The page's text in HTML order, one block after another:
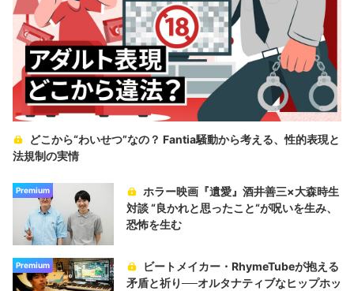
どこから“わいせつ”なの？ Fantia騒動から考える、性的表現と
法規制の実情
Premium
ホラー映画『遺愛』酒井善三×大森時生
対談 “良かれと思ったこと“が呪いを生み、
恐怖を生む
Premium
ビートメイカー・RhymeTubeが抱える
矛盾と祈り──オルタナティブなヒップホッ